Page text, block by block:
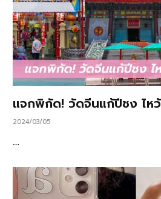
แจกพิกัด! วัดจีนแก้ปีชง ไห
2024/03/05
…